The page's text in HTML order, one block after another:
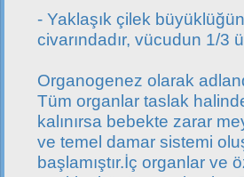
- Yaklaşık çilek
civarındadır, vücudun 1/3
Organogenez olarak
Tüm organlar taslak
kalınırsa bebekte zarar
ve temel damar sistemi
başlamıştır.İç organlar ve